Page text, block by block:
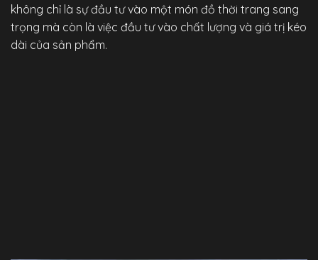
không chỉ là sự đầu tư vào một món đồ thời trang sang
trọng mà còn là việc đầu tư vào chất lượng và giá trị kéo
dài của sản phẩm.